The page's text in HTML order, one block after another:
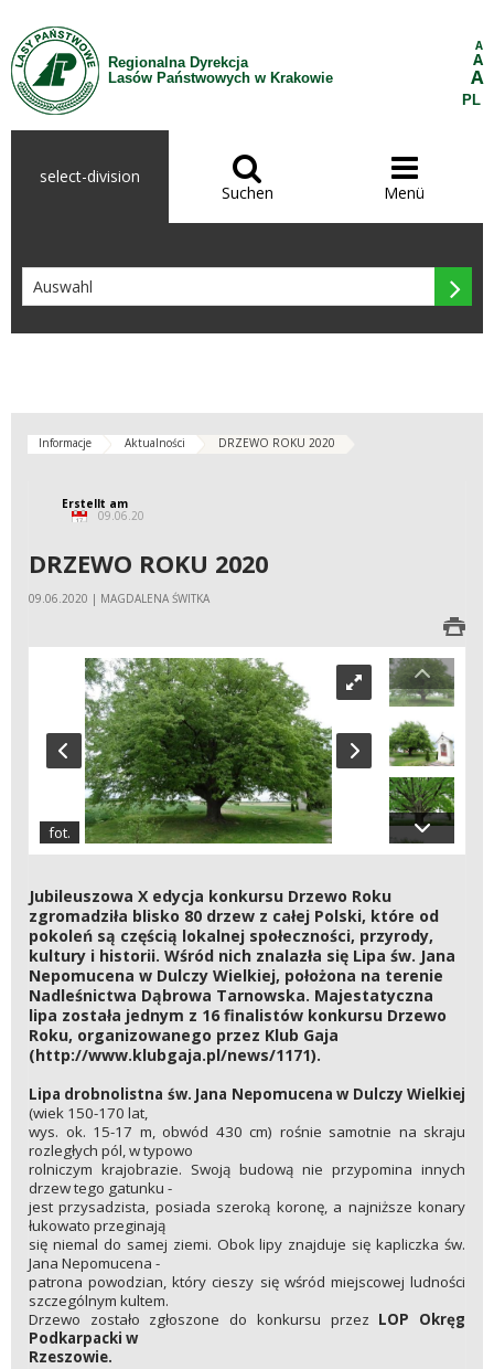
Zum Inhalt wechseln
Regionalna Dyrekcja
Lasów Państwowych w Krakowie
A
A
A
PL
select-division 
Suchen

Menü

Informacje Aktualności DRZEWO ROKU 2020
Erstellt am
09.06.20
DRZEWO ROKU 2020
09.06.2020 | MAGDALENA ŚWITKA
fot.
Jubileuszowa X edycja konkursu Drzewo Roku
zgromadziła blisko 80 drzew z całej Polski, które od
pokoleń są częścią lokalnej społeczności, przyrody,
kultury i historii. Wśród nich znalazła się Lipa św. Jana
Nepomucena w Dulczy Wielkiej, położona na terenie
Nadleśnictwa Dąbrowa Tarnowska. Majestatyczna
lipa została jednym z 16 finalistów konkursu Drzewo
Roku, organizowanego przez Klub Gaja
(http://www.klubgaja.pl/news/1171).
Lipa drobnolistna św. Jana Nepomucena w Dulczy Wielkiej
(wiek 150-170 lat,
wys. ok. 15-17 m, obwód 430 cm) rośnie samotnie na skraju
rozległych pól, w typowo
rolniczym krajobrazie. Swoją budową nie przypomina innych
drzew tego gatunku -
jest przysadzista, posiada szeroką koronę, a najniższe konary
łukowato przeginają
się niemal do samej ziemi. Obok lipy znajduje się kapliczka św.
Jana Nepomucena -
patrona powodzian, który cieszy się wśród miejscowej ludności
szczególnym kultem.
Drzewo zostało zgłoszone do konkursu przez LOP Okręg
Podkarpacki w
Rzeszowie.